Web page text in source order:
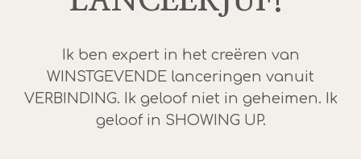
Ik ben expert in het creëren van
WINSTGEVENDE lanceringen vanuit
VERBINDING. Ik geloof niet in geheimen. Ik
geloof in SHOWING UP.